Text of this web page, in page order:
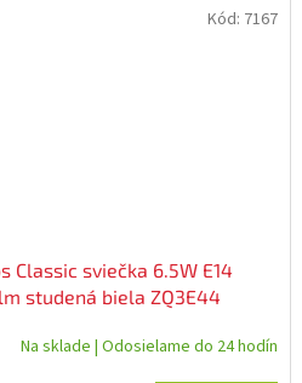
Classic sviečka 6.5W E14
studená biela ZQ3E44
Na sklade | Odosielame do 24 hodín
Kód: 7167